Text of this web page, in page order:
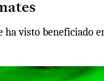
ha visto beneficiado